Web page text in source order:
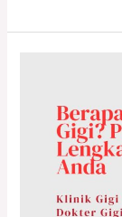
Panduan